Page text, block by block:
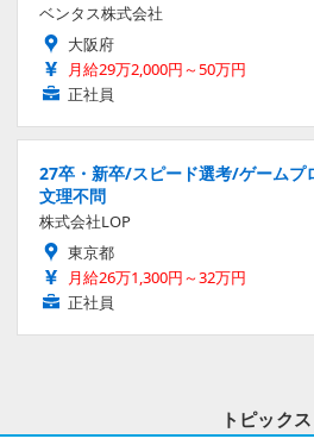
ベンタス株式会社
大阪府
月給29万2,000円～50万円
正社員
27卒・新卒/スピード選考/ゲーム
文理不問
株式会社LOP
東京都
月給26万1,300円～32万円
正社員
トピックス